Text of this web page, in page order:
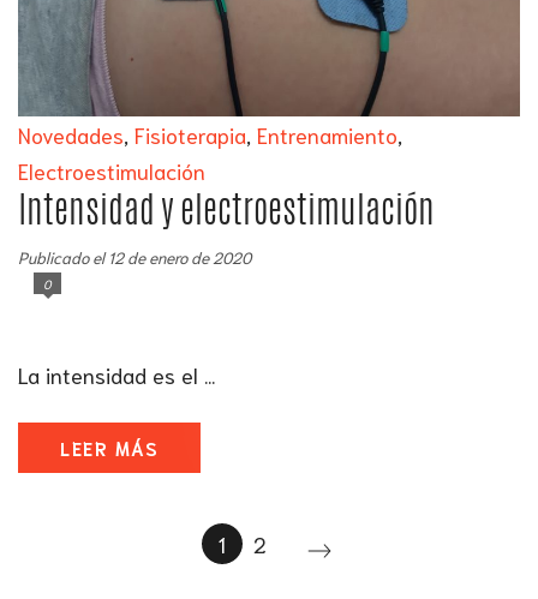
Novedades, Fisioterapia, Entrenamiento,
Electroestimulación
Intensidad y electroestimulación
Publicado el 12 de enero de 2020
0
La intensidad es el ...
LEER MÁS
1 2